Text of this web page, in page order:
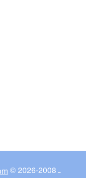
© ـ 2008-2026